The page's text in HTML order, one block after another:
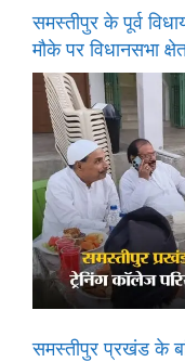
समस्तीपुर के पूर्व
मौके पर विधानसभा
समस्तीपुर प्रखंड के